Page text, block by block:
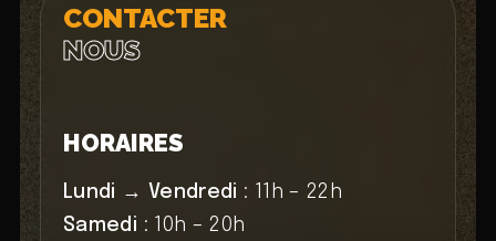
CONTACTER
NOUS
HORAIRES
Lundi → Vendredi : 11h – 22h
Samedi : 10h – 20h